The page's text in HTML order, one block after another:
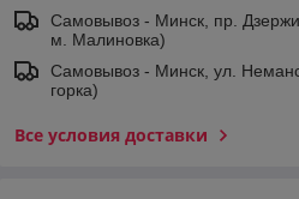
Самовывоз - Минск, пр.
м. Малиновка)
Самовывоз - Минск, ул.
горка)
Все условия доставки